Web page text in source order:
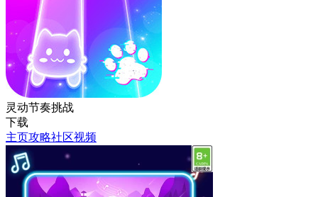
灵动节奏挑战
下载
主页攻略社区视频